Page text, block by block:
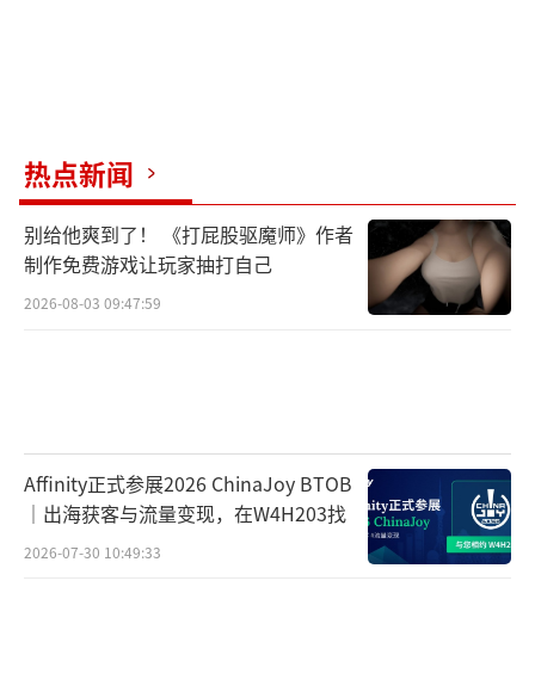
热点新闻
别给他爽到了！ 《打屁股驱魔师》作者
制作免费游戏让玩家抽打自己
2026-08-03 09:47:59
Affinity正式参展2026 ChinaJoy BTOB
｜出海获客与流量变现，在W4H203找
2026-07-30 10:49:33